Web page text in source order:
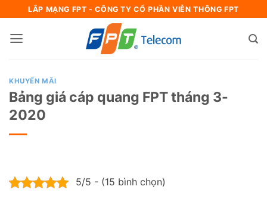
nội
LẮP MẠNG FPT - CÔNG TY CỔ PHẦN VIỄN THÔNG FPT
KHUYẾN MÃI
Bảng giá cáp quang FPT tháng 3-
2020
5/5 - (15 bình chọn)